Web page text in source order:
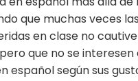
que muchas veces las
en clase no
que no se interesen
español según sus